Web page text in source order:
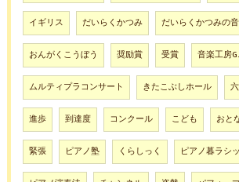
イギリス だいらくかつみ だいらくかつみの
おんがくこうぼう 奨励賞 受賞 音楽工房
ムルティプラコンサート きたこぶしホール
進歩 到達度 コンクール こども おと
緊張 ピアノ塾 くらしっく ピアノ暮ラシ